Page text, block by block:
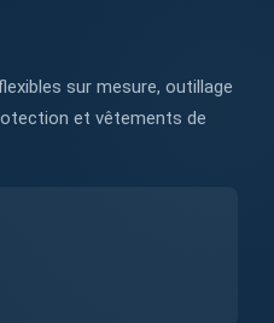
sur mesure, outillage
et vêtements de